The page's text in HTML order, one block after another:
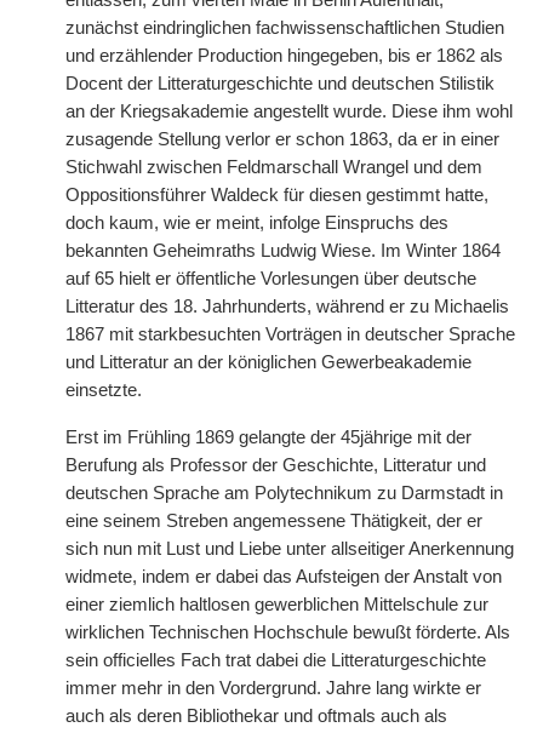
zunächst eindringlichen fachwissenschaftlichen Studien
und erzählender Production hingegeben, bis er 1862 als
Docent der Litteraturgeschichte und deutschen Stilistik
an der Kriegsakademie angestellt wurde. Diese ihm wohl
zusagende Stellung verlor er schon 1863, da er in einer
Stichwahl zwischen Feldmarschall Wrangel und dem
Oppositionsführer Waldeck für diesen gestimmt hatte,
doch kaum, wie er meint, infolge Einspruchs des
bekannten Geheimraths Ludwig Wiese. Im Winter 1864
auf 65 hielt er öffentliche Vorlesungen über deutsche
Litteratur des 18. Jahrhunderts, während er zu Michaelis
1867 mit starkbesuchten Vorträgen in deutscher Sprache
und Litteratur an der königlichen Gewerbeakademie
einsetzte.
Erst im Frühling 1869 gelangte der 45jährige mit der
Berufung als Professor der Geschichte, Litteratur und
deutschen Sprache am Polytechnikum zu Darmstadt in
eine seinem Streben angemessene Thätigkeit, der er
sich nun mit Lust und Liebe unter allseitiger Anerkennung
widmete, indem er dabei das Aufsteigen der Anstalt von
einer ziemlich haltlosen gewerblichen Mittelschule zur
wirklichen Technischen Hochschule bewußt förderte. Als
sein officielles Fach trat dabei die Litteraturgeschichte
immer mehr in den Vordergrund. Jahre lang wirkte er
auch als deren Bibliothekar und oftmals auch als